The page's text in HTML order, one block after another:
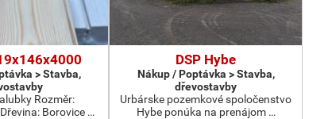
> Stavba,
Rozměr:
Borovice …
DSP Hybe
Nákup / Poptávka > Stavba,
dřevostavby
Urbárske pozemkové spoločenstvo
Hybe ponúka na prenájom …